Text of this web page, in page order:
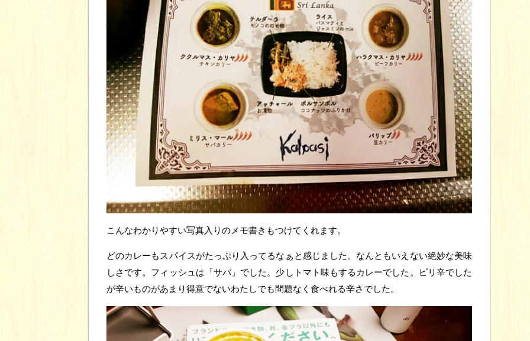
こんなわかりやすい写真入りのメモ書きもつけてくれます。
どのカレーもスパイスがたっぷり入ってるなぁと感じました。なんともいえない絶妙な美味
しさです。フィッシュは「サバ」でした。少しトマト味もするカレーでした。ピリ辛でした
が辛いものがあまり得意でないわたしでも問題なく食べれる辛さでした。